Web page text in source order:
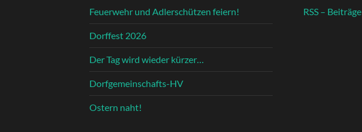
Feuerwehr und Adlerschützen feiern!
Dorffest 2026
Der Tag wird wieder kürzer…
Dorfgemeinschafts-HV
Ostern naht!
RSS – Beiträge